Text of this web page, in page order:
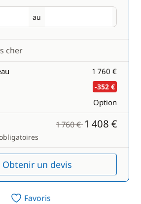
au
Retour
cher
1 760 €
-352 €
Option
1 760 €1 408 €
Obtenir un devis
Favoris